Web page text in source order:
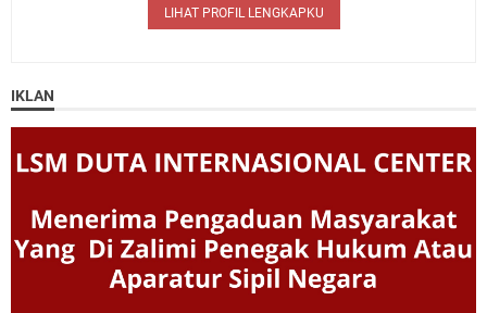
LIHAT PROFIL LENGKAPKU
IKLAN